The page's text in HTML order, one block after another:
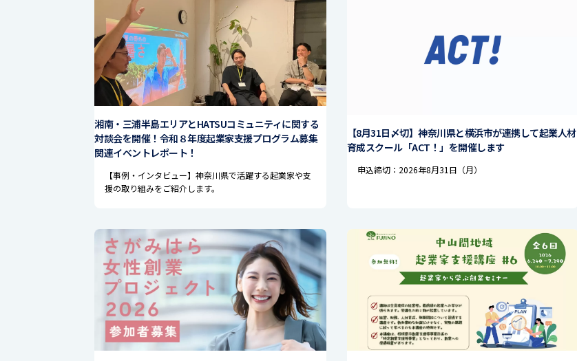
湘南・三浦半島エリアとHATSUコミュニティに関する
対談会を開催！令和８年度起業家支援プログラム募集
関連イベントレポート！
【事例・インタビュー】神奈川県で活躍する起業家や支
援の取り組みをご紹介します。
【8月31日〆切】神奈川県と横浜市が連携して起業人材
育成スクール「ACT！」を開催します
申込締切：2026年8月31日（月）